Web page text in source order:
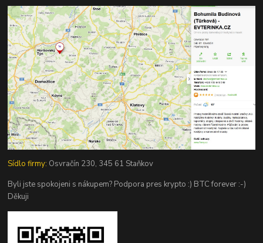
Sídlo firmy: Osvračín 230, 345 61 Staňkov
Byli jste spokojeni s nákupem? Podpora pres krypto :) BTC forever :-)
Děkuji